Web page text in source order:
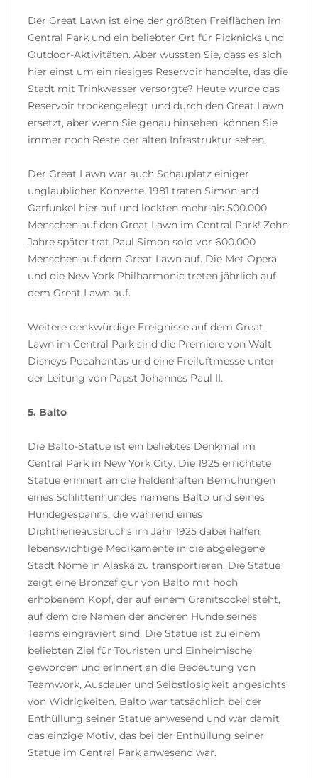
Der Great Lawn ist eine der größten Freiflächen im
Central Park und ein beliebter Ort für Picknicks und
Outdoor-Aktivitäten. Aber wussten Sie, dass es sich
hier einst um ein riesiges Reservoir handelte, das die
Stadt mit Trinkwasser versorgte? Heute wurde das
Reservoir trockengelegt und durch den Great Lawn
ersetzt, aber wenn Sie genau hinsehen, können Sie
immer noch Reste der alten Infrastruktur sehen.
Der Great Lawn war auch Schauplatz einiger
unglaublicher Konzerte. 1981 traten Simon and
Garfunkel hier auf und lockten mehr als 500.000
Menschen auf den Great Lawn im Central Park! Zehn
Jahre später trat Paul Simon solo vor 600.000
Menschen auf dem Great Lawn auf. Die Met Opera
und die New York Philharmonic treten jährlich auf
dem Great Lawn auf.
Weitere denkwürdige Ereignisse auf dem Great
Lawn im Central Park sind die Premiere von Walt
Disneys Pocahontas und eine Freiluftmesse unter
der Leitung von Papst Johannes Paul II.
5. Balto
Die Balto-Statue ist ein beliebtes Denkmal im
Central Park in New York City. Die 1925 errichtete
Statue erinnert an die heldenhaften Bemühungen
eines Schlittenhundes namens Balto und seines
Hundegespanns, die während eines
Diphtherieausbruchs im Jahr 1925 dabei halfen,
lebenswichtige Medikamente in die abgelegene
Stadt Nome in Alaska zu transportieren. Die Statue
zeigt eine Bronzefigur von Balto mit hoch
erhobenem Kopf, der auf einem Granitsockel steht,
auf dem die Namen der anderen Hunde seines
Teams eingraviert sind. Die Statue ist zu einem
beliebten Ziel für Touristen und Einheimische
geworden und erinnert an die Bedeutung von
Teamwork, Ausdauer und Selbstlosigkeit angesichts
von Widrigkeiten. Balto war tatsächlich bei der
Enthüllung seiner Statue anwesend und war damit
das einzige Motiv, das bei der Enthüllung seiner
Statue im Central Park anwesend war.